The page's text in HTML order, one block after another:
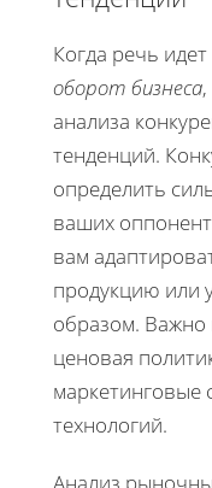
Когда речь
оборот бизнеса
анализа
тенденций.
определить
ваших
вам
продукцию или
образом. Важно
ценовая
маркетинговые
технологий.
Анализ